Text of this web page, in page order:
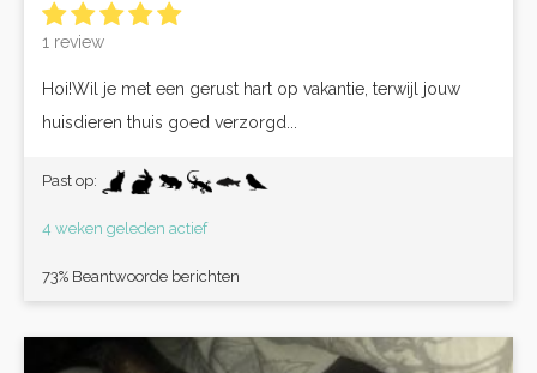
1 review
Hoi!Wil je met een gerust hart op vakantie, terwijl jouw
huisdieren thuis goed verzorgd...
Past op:
4 weken geleden actief
73% Beantwoorde berichten